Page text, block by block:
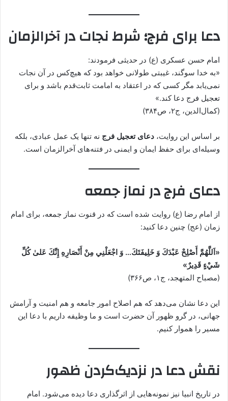
دعا برای فرج؛ شرط نجات در آخرالزمان
امام حسن عسکری (ع) در حدیثی فرمودند:
«به خدا سوگند، غیبتی طولانی خواهد بود که هیچ‌کس در آن نجات
نمی‌یابد مگر کسی که در اعتقاد به امامت ثابت‌قدم باشد و برای
تعجیل فرج دعا کند.»
(کمال‌الدین، ج۲، ص۳۸۴)
بر اساس این روایت، دعای تعجیل فرج نه تنها یک عمل عبادی، بلکه
وسیله‌ای برای حفظ ایمان و ایمنی در فتنه‌های آخرالزمان است.
دعای فرج در نماز جمعه
از امام رضا (ع) روایت شده است که در قنوت نماز جمعه، برای امام
زمان (عج) چنین دعا کنید:
«اَللَّهُمَّ أَصْلِحْ عَبْدَكَ وَ خَلِيفَتَكَ… وَ اجْعَلْنِي مِنْ أَنْصَارِهِ إِنَّكَ عَلىٰ كُلِّ
شَيْءٍ قَدِيرٌ»
(مصباح المتهجد، ج۱، ص۳۶۶)
این دعا نشان می‌دهد که هم اصلاح امور جامعه و هم امنیت و آرامش
جهانی، در گرو ظهور آن حضرت است و ما وظیفه داریم با دعا این
مسیر را هموار کنیم.
نقش دعا در نزدیک‌کردن ظهور
در تاریخ انبیا نیز نمونه‌هایی از اثرگذاری دعا دیده می‌شود. امام